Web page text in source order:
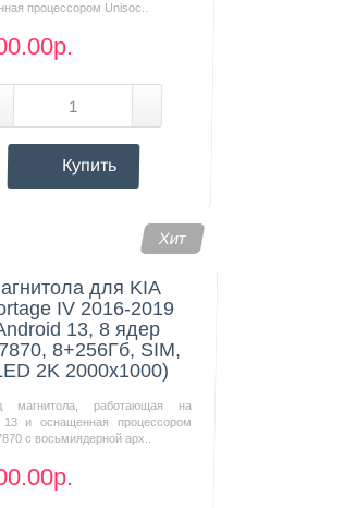
процессором Unisoc..
Купить
Хит
для KIA
IV 2016-2019
13, 8 ядер
8+256Гб, SIM,
2K 2000x1000)
магнитола, работающая на
13 и оснащенная процессором
с восьмиядерной арх..